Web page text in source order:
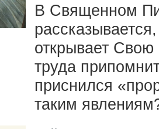
В Священном
открывает
труда
приснился
таким